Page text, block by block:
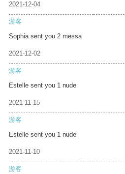
2021-12-04
游客
Sophia sent you 2 messa
2021-12-02
游客
Estelle sent you 1 nude
2021-11-15
游客
Estelle sent you 1 nude
2021-11-10
游客